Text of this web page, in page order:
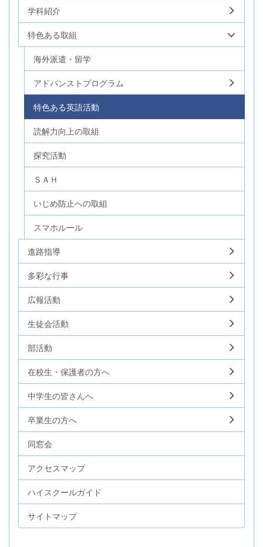
学科紹介
特色ある取組
海外派遣・留学
アドバンストプログラム
特色ある英語活動
読解力向上の取組
探究活動
ＳＡＨ
いじめ防止への取組
スマホルール
進路指導
多彩な行事
広報活動
生徒会活動
部活動
在校生・保護者の方へ
中学生の皆さんへ
卒業生の方へ
同窓会
アクセスマップ
ハイスクールガイド
サイトマップ